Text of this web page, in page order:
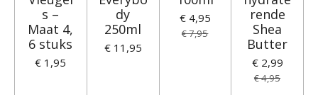
s –
Maat 4,
6 stuks
€ 1,95
dy
250ml
€ 11,95
€ 4,95
€ 7,95
rende
Shea
Butter
€ 2,99
€ 4,95